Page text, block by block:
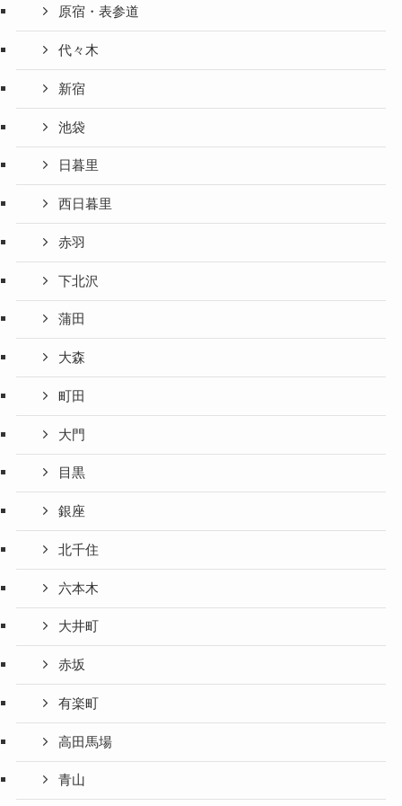
原宿・表参道
代々木
新宿
池袋
日暮里
西日暮里
赤羽
下北沢
蒲田
大森
町田
大門
目黒
銀座
北千住
六本木
大井町
赤坂
有楽町
高田馬場
青山